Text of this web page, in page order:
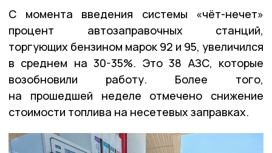
С момента введения системы «чёт-нечет»
процент автозаправочных станций,
торгующих бензином марок 92 и 95, увеличился
в среднем на 30-35%. Это 38 АЗС, которые
возобновили работу. Более того,
на прошедшей неделе отмечено снижение
стоимости топлива на несетевых заправках.